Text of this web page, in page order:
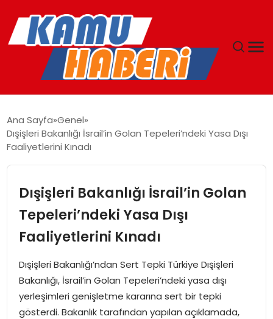
YAŞAM
MAGAZIN
EKONOMI
SPOR
TEKNOLOJI
Ana Sayfa Genel
Dışişleri Bakanlığı İsrail’in Golan Tepeleri’ndeki Yasa Dışı
Faaliyetlerini Kınadı
Dışişleri Bakanlığı İsrail’in Golan
Tepeleri’ndeki Yasa Dışı
Faaliyetlerini Kınadı
Dışişleri Bakanlığı’ndan Sert Tepki Türkiye Dışişleri
Bakanlığı, İsrail’in Golan Tepeleri’ndeki yasa dışı
yerleşimleri genişletme kararına sert bir tepki
gösterdi. Bakanlık tarafından yapılan açıklamada,